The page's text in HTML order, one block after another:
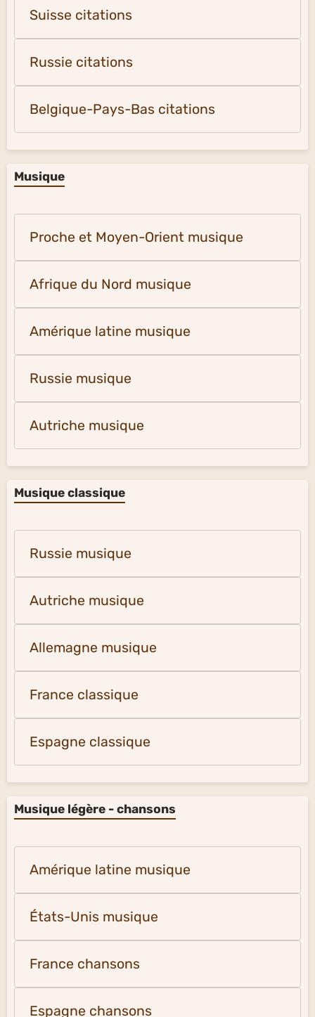
Suisse citations
Russie citations
Belgique-Pays-Bas citations
Musique
Proche et Moyen-Orient musique
Afrique du Nord musique
Amérique latine musique
Russie musique
Autriche musique
Musique classique
Russie musique
Autriche musique
Allemagne musique
France classique
Espagne classique
Musique légère - chansons
Amérique latine musique
États-Unis musique
France chansons
Espagne chansons